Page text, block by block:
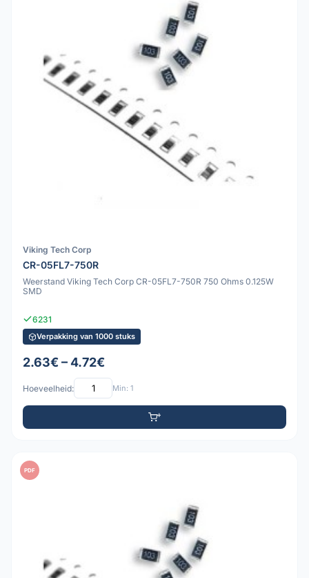
Viking Tech Corp
CR-05FL7-750R
Weerstand Viking Tech Corp CR-05FL7-750R 750 Ohms 0.125W
SMD
6231
Verpakking van 1000 stuks
2.63€ – 4.72€
Hoeveelheid: Min: 1
PDF